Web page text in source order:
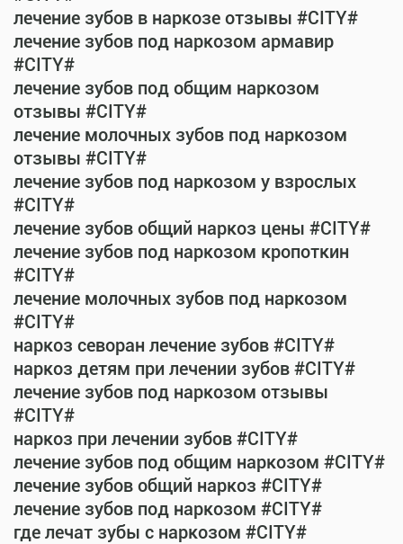
лечение зубов в наркозе отзывы #CITY#
лечение зубов под наркозом армавир
#CITY#
лечение зубов под общим наркозом
отзывы #CITY#
лечение молочных зубов под наркозом
отзывы #CITY#
лечение зубов под наркозом у взрослых
#CITY#
лечение зубов общий наркоз цены #CITY#
лечение зубов под наркозом кропоткин
#CITY#
лечение молочных зубов под наркозом
#CITY#
наркоз севоран лечение зубов #CITY#
наркоз детям при лечении зубов #CITY#
лечение зубов под наркозом отзывы
#CITY#
наркоз при лечении зубов #CITY#
лечение зубов под общим наркозом #CITY#
лечение зубов общий наркоз #CITY#
лечение зубов под наркозом #CITY#
где лечат зубы с наркозом #CITY#